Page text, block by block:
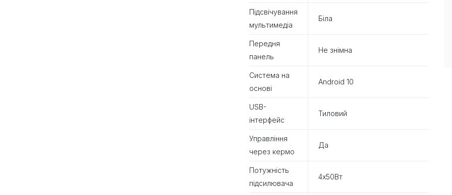
Підсвічування
мультимедіа
Біла
Передня
панель
Не знімна
Система на
основі
Android 10
USB-
інтерфейс
Тиловий
Управління
через кермо
Да
Потужність
підсилювача
4х50Вт